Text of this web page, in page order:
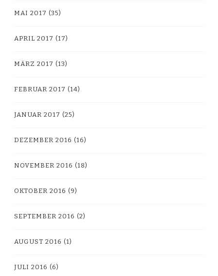
MAI 2017 (35)
APRIL 2017 (17)
MÄRZ 2017 (13)
FEBRUAR 2017 (14)
JANUAR 2017 (25)
DEZEMBER 2016 (16)
NOVEMBER 2016 (18)
OKTOBER 2016 (9)
SEPTEMBER 2016 (2)
AUGUST 2016 (1)
JULI 2016 (6)